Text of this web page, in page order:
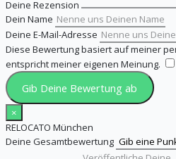
Deine Rezension
Dein Name
Deine E-Mail-Adresse
Diese Bewertung basiert auf meiner
entspricht meiner eigenen Meinung.
Gib Deine Bewertung ab
×
RELOCATO München
Deine Gesamtbewertung